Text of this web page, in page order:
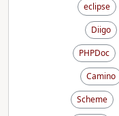
eclipse
Diigo
PHPDoc
Camino
Scheme